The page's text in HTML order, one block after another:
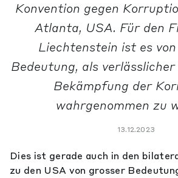
Konvention gegen
Atlanta, USA. Für den
Liechtenstein ist es
Bedeutung, als
Bekämpfung der
wahrgenommen zu
13.12.2023
Dies ist gerade auch in den
zu den USA von grosser